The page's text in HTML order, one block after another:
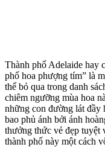
Thành phố Adelaide hay
phố hoa phượng tím” là
thể bỏ qua trong danh
chiêm ngưỡng mùa hoa
những con đường lát
bao phủ ánh bởi ánh
thưởng thức vẻ đẹp tuyệt
thành phố này một cách